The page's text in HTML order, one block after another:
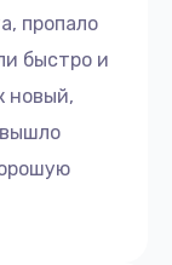
пропало
быстро и
новый,